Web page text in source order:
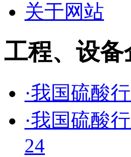
关于网站
工程、设
·我国硫酸
·我国硫酸
24